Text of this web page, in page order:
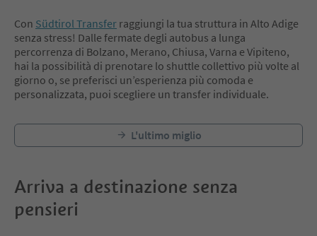
Con Südtirol Transfer raggiungi la tua struttura in Alto Adige
senza stress! Dalle fermate degli autobus a lunga
percorrenza di Bolzano, Merano, Chiusa, Varna e Vipiteno,
hai la possibilità di prenotare lo shuttle collettivo più volte al
giorno o, se preferisci un’esperienza più comoda e
personalizzata, puoi scegliere un transfer individuale.
L'ultimo miglio
Arriva a destinazione senza
pensieri